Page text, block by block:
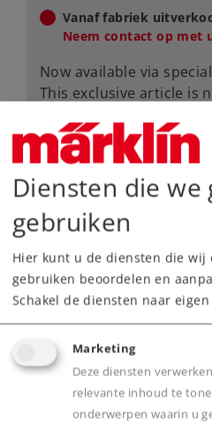
Vanaf fabriek
Neem contact op met
Now available via
This exclusive article is
them from specific
your local retailer.
Dealer zoeken
Downloads
Onderdelen bestellen
Diensten die we
gebruiken
Hier kunt u de diensten die wij
gebruiken beoordelen en
Schakel de diensten naar
Marketing
Deze diensten
relevante inhoud te
onderwerpen waarin u